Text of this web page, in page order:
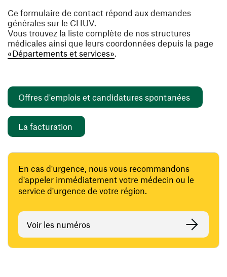
Ce formulaire de contact répond aux demandes
générales sur le CHUV.
Vous trouvez la liste complète de nos structures
médicales ainsi que leurs coordonnées depuis la page
«Départements et services».
Offres d'emplois et candidatures spontanées
La facturation
En cas d'urgence, nous vous recommandons
d'appeler immédiatement votre médecin ou le
service d'urgence de votre région.
Voir les numéros